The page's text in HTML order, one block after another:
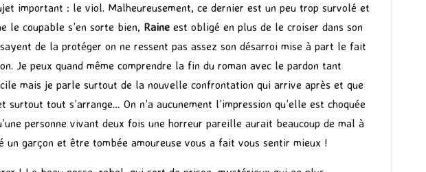
important : le viol. Malheureusement, ce dernier est un peu trop survolé et
le coupable s’en sorte bien, Raine est obligé en plus de le croiser dans son
de la protéger on ne ressent pas assez son désarroi mise à part le fait
Je peux quand même comprendre la fin du roman avec le pardon tant
mais je parle surtout de la nouvelle confrontation qui arrive après et que
tout s’arrange… On n’a aucunement l’impression qu’elle est choquée
personne vivant deux fois une horreur pareille aurait beaucoup de mal à
un garçon et être tombée amoureuse vous a fait vous sentir mieux !